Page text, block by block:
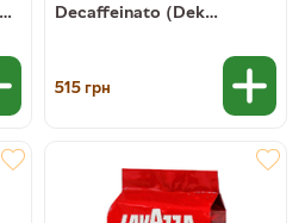
Decaffeinato (Dek
515грн